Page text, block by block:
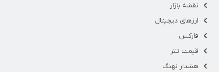
نقشه بازار
ارزهای دیجیتال
فارکس
قیمت تتر
هشدار نهنگ